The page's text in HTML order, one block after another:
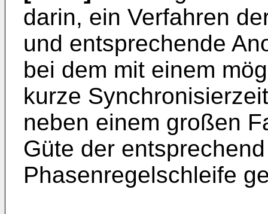
darin, ein Verfahren
und entsprechende
bei dem mit einem
kurze
neben einem großen
Güte der
Phasenregelschleife